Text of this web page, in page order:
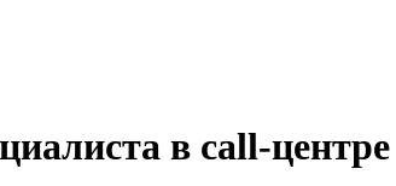
в call-